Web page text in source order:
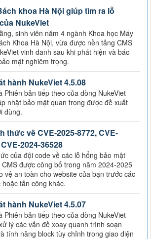
khoa Hà Nội giúp tìm ra lỗ
NukeViet
sinh viên năm 4 ngành Khoa học Máy
Khoa Hà Nội, vừa được nền tảng CMS
vinh danh sau khi phát hiện và báo
mật nghiêm trọng.
hành NukeViet 4.5.08
Phiên bản tiếp theo của dòng NukeViet
nhật bảo mật quan trong được đề xuất
dùng.
thức về CVE-2025-8772, CVE-
2024-36528
của đội code về các lỗ hổng bảo mật
CMS được công bố trong năm 2024-2025
vệ an toàn cho website của bạn trước các
tấn công khác.
hành NukeViet 4.5.07
Phiên bản tiếp theo của dòng NukeViet
lý các vấn đề xoay quanh trình soạn
tính năng block tùy chỉnh trong giao diện